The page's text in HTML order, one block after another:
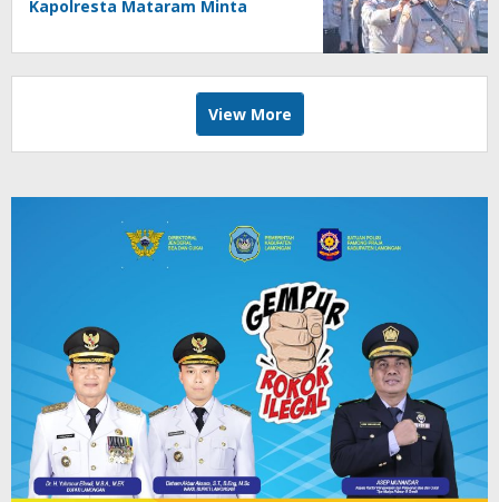
Kapolresta Mataram Minta
View More